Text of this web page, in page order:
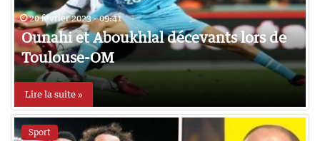
20 février 2023 - 09:41
Ounahi et Aboukhlal décevants lors de
Toulouse-OM
Lire la suite »
Sport